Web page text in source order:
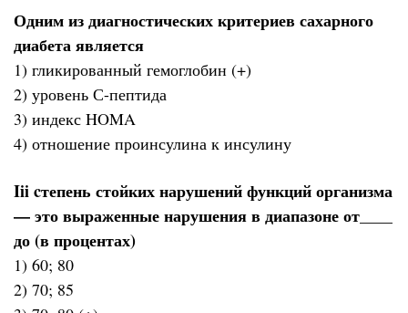
Одним из диагностических критериев сахарного
диабета является
1) гликированный гемоглобин (+)
2) уровень С-пептида
3) индекс HOMA
4) отношение проинсулина к инсулину
Iii cтепень стойких нарушений функций организма
— это выраженные нарушения в диапазоне от____
до (в процентах)
1) 60; 80
2) 70; 85